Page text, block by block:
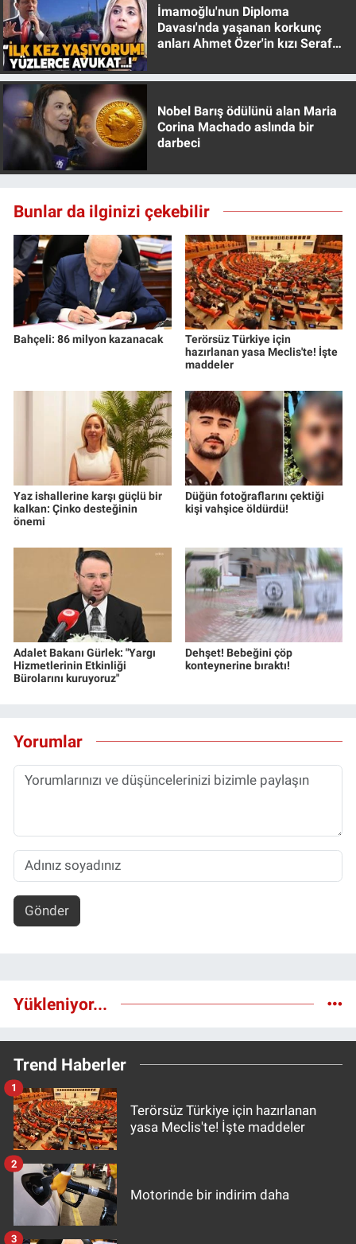
İmamoğlu'nun Diploma
Davası'nda yaşanan korkunç
anları Ahmet Özer'in kızı Seraf
Nobel Barış ödülünü alan Maria
Corina Machado aslında bir
darbeci
Bunlar da ilginizi çekebilir
Bahçeli: 86 milyon kazanacak
Terörsüz Türkiye için
hazırlanan yasa Meclis'te! İşte
maddeler
Yaz ishallerine karşı güçlü bir
kalkan: Çinko desteğinin
önemi
Düğün fotoğraflarını çektiği
kişi vahşice öldürdü!
Adalet Bakanı Gürlek: "Yargı
Hizmetlerinin Etkinliği
Bürolarını kuruyoruz"
Dehşet! Bebeğini çöp
konteynerine bıraktı!
Yorumlar
Gönder
Yükleniyor...
Trend Haberler
Terörsüz Türkiye için hazırlanan
yasa Meclis'te! İşte maddeler
1
Motorinde bir indirim daha
2
3